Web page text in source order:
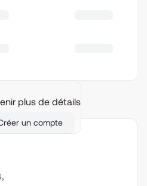
plus de détails
un compte